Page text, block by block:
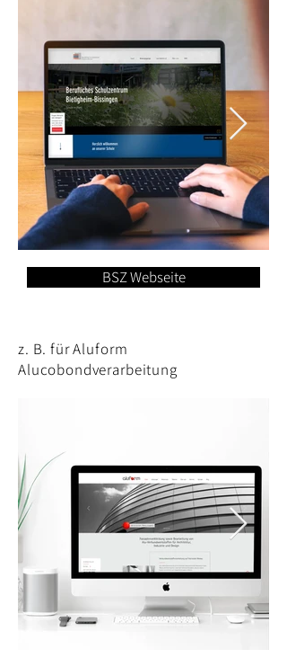
BSZ Webseite
z. B. für Aluform
Alucobondverarbeitung